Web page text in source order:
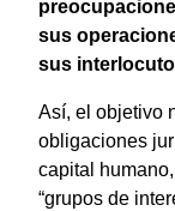
sus
sus
Así, el objetivo
obligaciones
capital
“grupos de